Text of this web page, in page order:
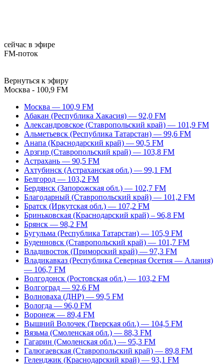
сейчас в эфире
FM-поток
Вернуться к эфиру
Москва - 100,9 FM
Москва — 100,9 FM
Абакан (Республика Хакасия) — 92,0 FM
Александровское (Ставропольский край) — 101,9 FM
Альметьевск (Республика Татарстан) — 99,6 FM
Анапа (Краснодарский край) — 90,5 FM
Арзгир (Ставропольский край) — 103,8 FM
Астрахань — 90,5 FM
Ахтубинск (Астраханская обл.) — 99,1 FM
Белгород — 103,2 FM
Бердянск (Запорожская обл.) — 102,7 FM
Благодарный (Ставропольский край) — 101,2 FM
Братск (Иркутская обл.) — 107,2 FM
Бриньковская (Краснодарский край) – 96,8 FM
Брянск — 98,2 FM
Бугульма (Республика Татарстан) — 105,9 FM
Буденновск (Ставропольский край) — 101,7 FM
Владивосток (Приморский край) — 97,3 FM
Владикавказ (Республика Северная Осетия — Алания)
— 106,7 FM
Волгодонск (Ростовская обл.) — 103,2 FM
Волгоград — 92,6 FM
Волноваха (ДНР) — 99,5 FM
Вологда — 96,0 FM
Воронеж — 89,4 FM
Вышний Волочек (Тверская обл.) — 104,5 FM
Вязьма (Смоленская обл.) — 88,3 FM
Гагарин (Смоленская обл.) — 95,3 FM
Галюгаевская (Ставропольский край) — 89,8 FM
Геленджик (Краснодарский край) — 93,1 FM